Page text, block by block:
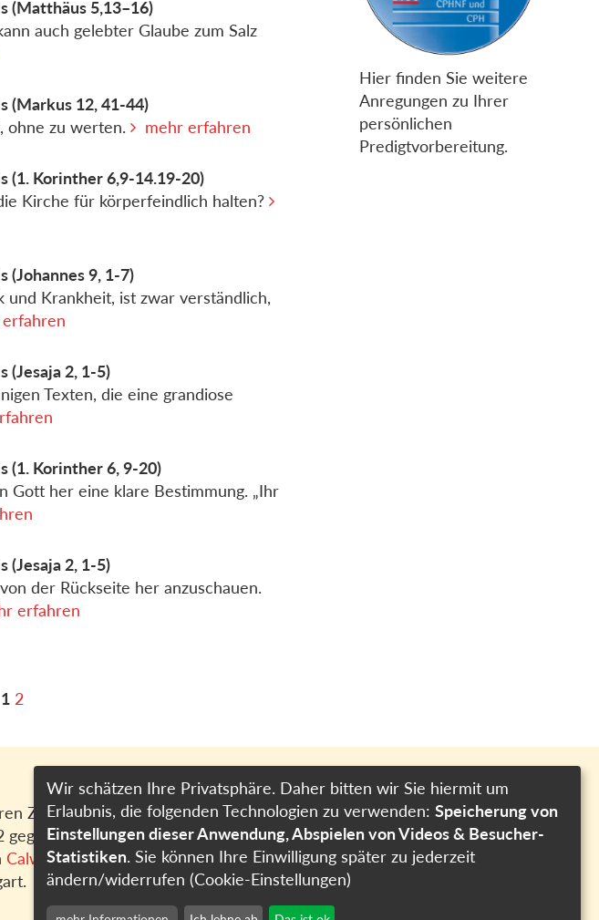
(Matthäus 5,13–16)
auch gelebter Glaube zum Salz
(Markus 12, 41-44)
ohne zu werten.
mehr erfahren
(1. Korinther 6,9-14.19-20)
Kirche für körperfeindlich halten?
(Johannes 9, 1-7)
und Krankheit, ist zwar verständlich,
(Jesaja 2, 1-5)
Texten, die eine grandiose
(1. Korinther 6, 9-20)
Gott her eine klare Bestimmung. „Ihr
(Jesaja 2, 1-5)
der Rückseite her anzuschauen.
erfahren
1 2
Hier finden Sie weitere
Anregungen zu Ihrer
persönlichen
Predigtvorbereitung.
Zweck in
gegründeten
Calwer Verlag
Impressum
Datenschutzerklärung
Cookie-Einstellungen
Wir schätzen Ihre Privatsphäre. Daher bitten wir Sie hiermit um
Erlaubnis, die folgenden Technologien zu verwenden: Speicherung von
Einstellungen dieser Anwendung, Abspielen von Videos & Besucher-
Statistiken. Sie können Ihre Einwilligung später zu jederzeit
ändern/widerrufen (Cookie-Einstellungen)